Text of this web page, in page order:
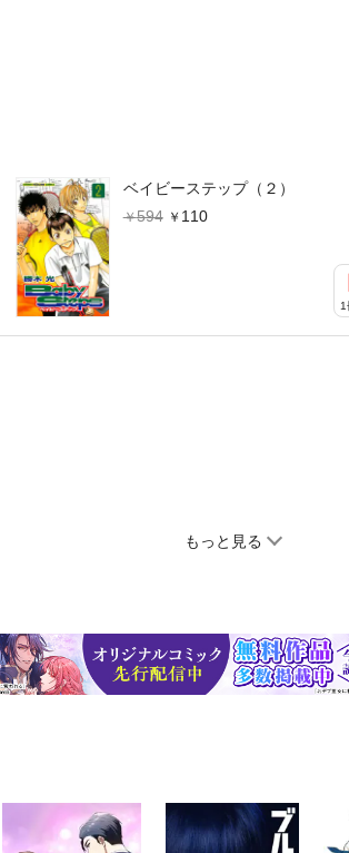
ベイビーステップ（２）
594
110
1
もっと見る